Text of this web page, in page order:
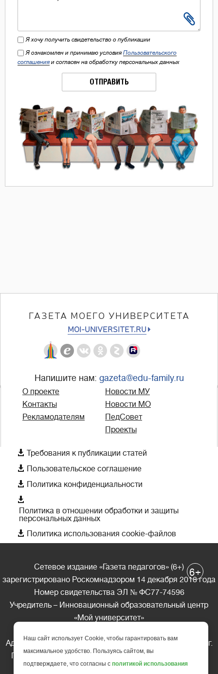
Я хочу получить свидетельство о публикации
Я ознакомлен и принимаю условия Пользовательского
соглашения и согласен на обработку персональных данных
ОТПРАВИТЬ
ГАЗЕТА МОЕГО УНИВЕРСИТЕТА
MOI-UNIVERSITET.RU
Напишите нам: gazeta@edu-family.ru
О проекте
Контакты
Рекламодателям
Новости МУ
Новости МО
ПедСовет
Проекты
 Требования к публикации статей
 Пользовательское соглашение
 Политика конфиденциальности

Политика в отношении обработки и защиты
персональных данных
 Политика использования cookie-файлов
Сетевое издание «Газета педагогов» (6+)
зарегистрировано Роскомнадзором 14 декабря 2018 года
Номер свидетельства ЭЛ № ФС77-74596
Учредитель – Инновационный образовательный центр
«Мой университет»
Адрес редакции: 185035 Россия, Республика Карелия, г.
Петрозаводск, ул. Фридриха Энгельса д.10, офис 211
Телефон редакции: +7 (499) 685-10-45
6+
Наш сайт использует Cookie, чтобы гарантировать вам
максимальное удобство. Пользуясь сайтом, вы
подтверждаете, что согласны с политикой использования